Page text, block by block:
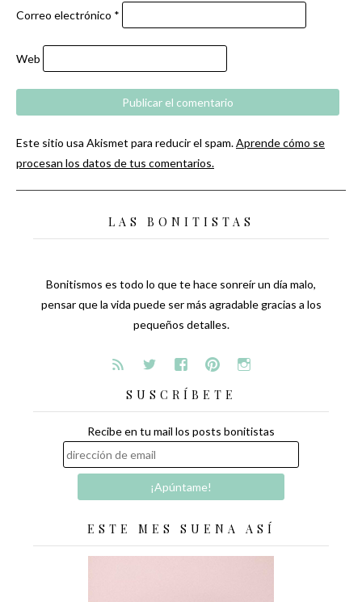
Correo electrónico *
Web
Este sitio usa Akismet para reducir el spam.Aprende cómo se
procesan los datos de tus comentarios.
LAS BONITISTAS
Bonitismos es todo lo que te hace sonreír un día malo,
pensar que la vida puede ser más agradable gracias a los
pequeños detalles.
SUSCRÍBETE
Recibe en tu mail los posts bonitistas
ESTE MES SUENA ASÍ